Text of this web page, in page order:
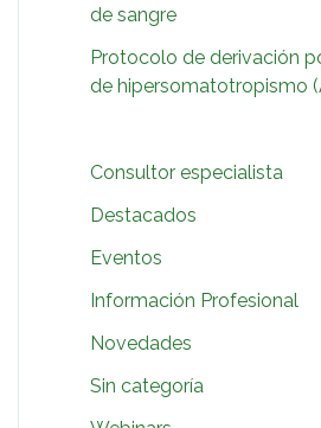
de sangre
Protocolo de derivación
de hipersomatotropismo
Consultor especialista
Destacados
Eventos
Información Profesional
Novedades
Sin categoría